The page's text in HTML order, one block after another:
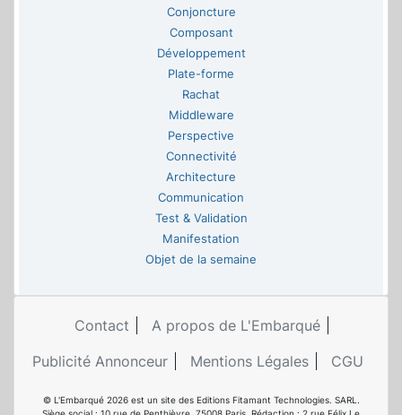
Conjoncture
Composant
Développement
Plate-forme
Rachat
Middleware
Perspective
Connectivité
Architecture
Communication
Test & Validation
Manifestation
Objet de la semaine
Contact
A propos de L'Embarqué
Publicité Annonceur
Mentions Légales CGU
© L'Embarqué 2026 est un site des Editions Fitamant Technologies. SARL.